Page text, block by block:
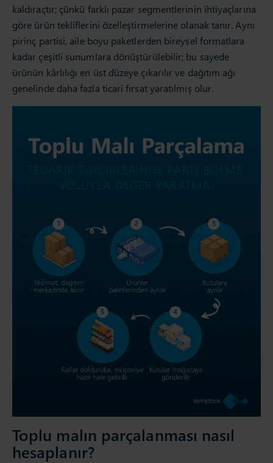
kaldıraçtır; çünkü farklı pazar segmentlerinin ihtiyaçlarına
göre ürün tekliflerini özelleştirmelerine olanak tanır. Aynı
pirinç partisi, aile boyu paketlerden bireysel formatlara
kadar çeşitli sunumlara dönüştürülebilir; bu sayede
ürünün kârlılığı en üst düzeye çıkarılır ve dağıtım ağı
genelinde daha fazla ticari fırsat yaratılmış olur.
Toplu malın parçalanması nasıl
hesaplanır?